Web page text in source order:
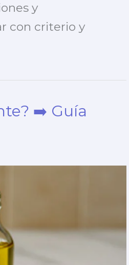
y
con criterio y
➡️ Guía